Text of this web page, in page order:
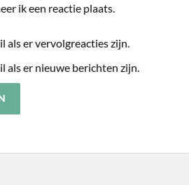
ik een reactie plaats.
als er vervolgreacties zijn.
als er nieuwe berichten zijn.